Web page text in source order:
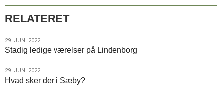
for
Chin
Baptist
Church
Ringe
RELATERET
29.
jun.
2022
29. JUN. 2022
Stadig ledige værelser på Lindenborg
29.
jun.
29. JUN. 2022
Hvad sker der i Sæby?